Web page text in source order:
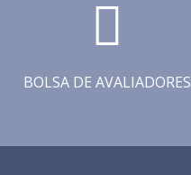
BOLSA DE AVALIADORES